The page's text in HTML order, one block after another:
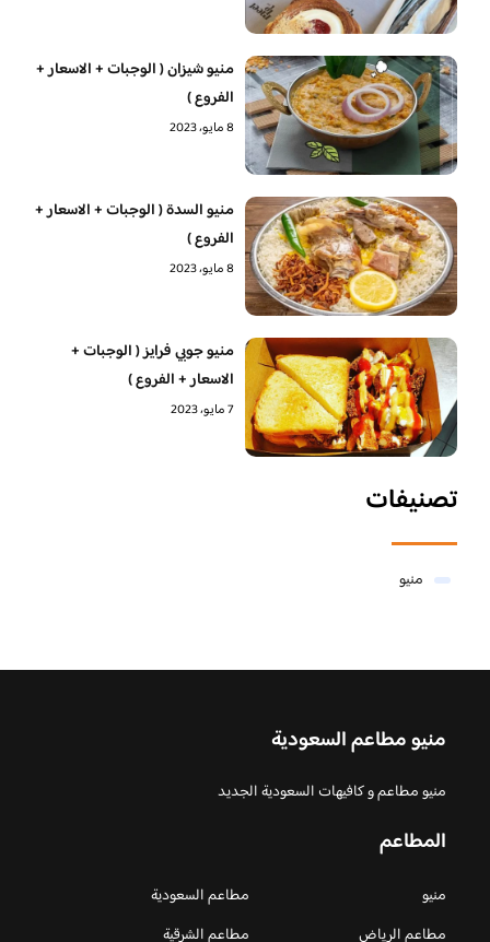
منيو شيزان ( الوجبات + الاسعار +
الفروع )
8 مايو، 2023
منيو السدة ( الوجبات + الاسعار +
الفروع )
8 مايو، 2023
منيو جوبي فرايز ( الوجبات +
الاسعار + الفروع )
7 مايو، 2023
تصنيفات
منيو
منيو مطاعم السعودية
منيو مطاعم و كافيهات السعودية الجديد
المطاعم
منيو
مطاعم السعودية
مطاعم الرياض
مطاعم الشرقية